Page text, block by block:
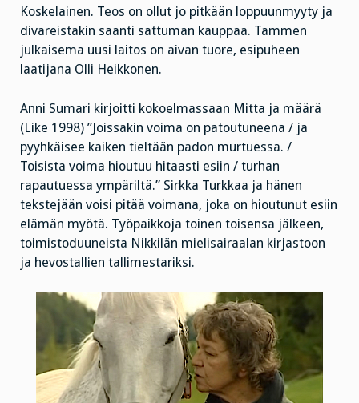
Koskelainen. Teos on ollut jo pitkään loppuunmyyty ja
divareistakin saanti sattuman kauppaa. Tammen
julkaisema uusi laitos on aivan tuore, esipuheen
laatijana Olli Heikkonen.
Anni Sumari kirjoitti kokoelmassaan Mitta ja määrä
(Like 1998) ”Joissakin voima on patoutuneena / ja
pyyhkäisee kaiken tieltään padon murtuessa. /
Toisista voima hioutuu hitaasti esiin / turhan
rapautuessa ympäriltä.” Sirkka Turkkaa ja hänen
tekstejään voisi pitää voimana, joka on hioutunut esiin
elämän myötä. Työpaikkoja toinen toisensa jälkeen,
toimistoduuneista Nikkilän mielisairaalan kirjastoon
ja hevostallien tallimestariksi.